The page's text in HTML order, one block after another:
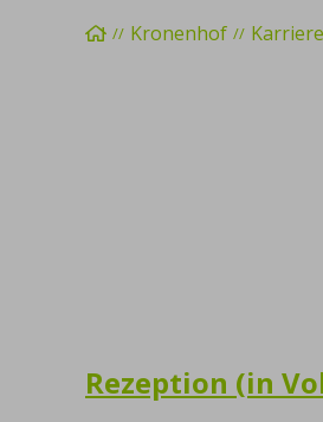
Startseite
Kronenhof
Rezeption (in